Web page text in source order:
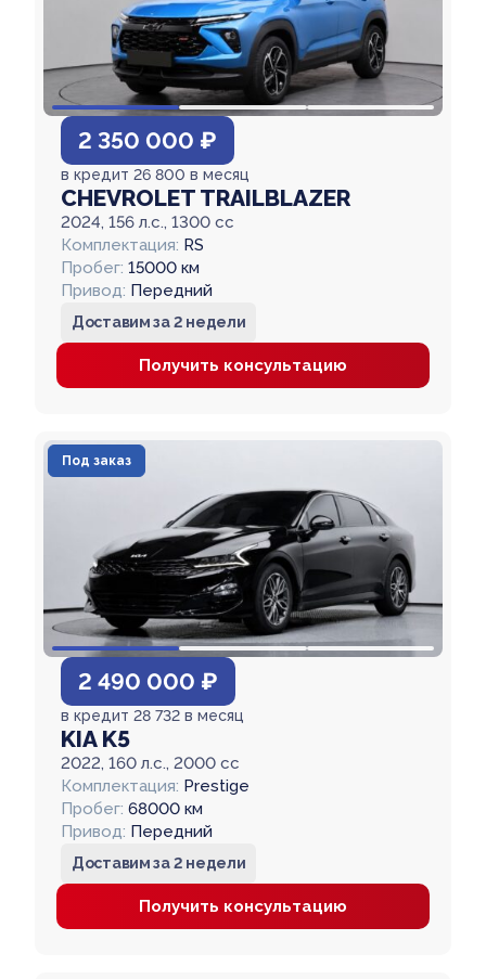
2 350 000 ₽
в кредит 26 800 в месяц
CHEVROLET TRAILBLAZER
2024, 156 л.с., 1300 cc
Комплектация: RS
Пробег: 15000 км
Привод: Передний
Доставим за 2 недели
Получить консультацию
Под заказ
2 490 000 ₽
в кредит 28 732 в месяц
KIA K5
2022, 160 л.с., 2000 cc
Комплектация: Prestige
Пробег: 68000 км
Привод: Передний
Доставим за 2 недели
Получить консультацию